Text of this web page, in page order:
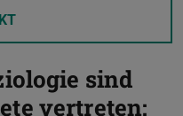
sind
vertreten: